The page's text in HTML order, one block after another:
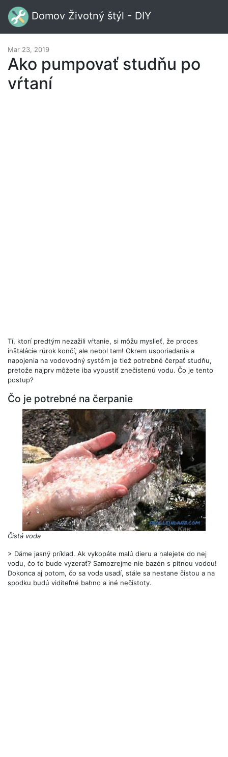
Domov Životný štýl - DIY
Mar 23, 2019
Ako pumpovať studňu po
vŕtaní
Tí, ktorí predtým nezažili vŕtanie, si môžu myslieť, že proces
inštalácie rúrok končí, ale nebol tam! Okrem usporiadania a
napojenia na vodovodný systém je tiež potrebné čerpať studňu,
pretože najprv môžete iba vypustiť znečistenú vodu. Čo je tento
postup?
Čo je potrebné na čerpanie
Čistá voda
> Dáme jasný príklad. Ak vykopáte malú dieru a nalejete do nej
vodu, čo to bude vyzerať? Samozrejme nie bazén s pitnou vodou!
Dokonca aj potom, čo sa voda usadí, stále sa nestane čistou a na
spodku budú viditeľné bahno a iné nečistoty.